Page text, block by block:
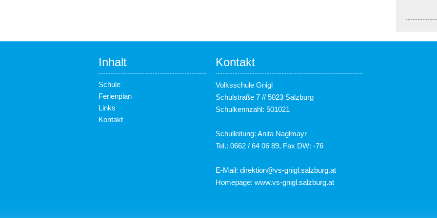
Inhalt
Schule
Ferienplan
Links
Kontakt
Kontakt
Volksschule Gnigl
Schulstraße 7 // 5023 Salzburg
Schulkennzahl: 501021
Schulleitung: Anita Naglmayr
Tel.: 0662 / 64 06 89, Fax DW: -76
E-Mail: direktion@vs-gnigl.salzburg.at
Homepage: www.vs-gnigl.salzburg.at